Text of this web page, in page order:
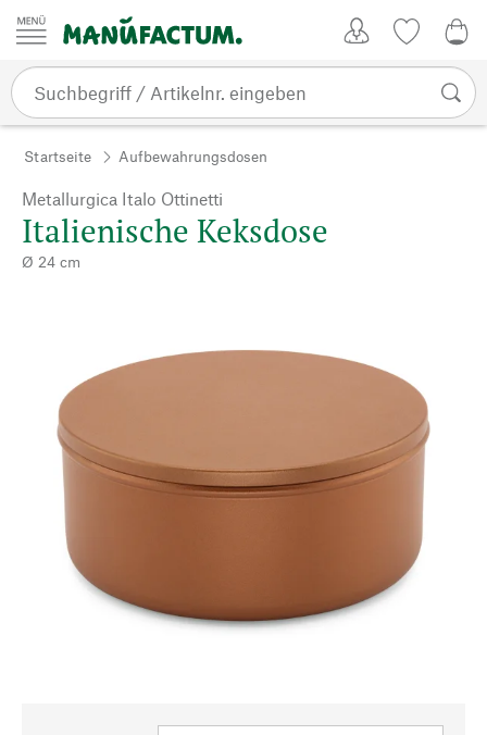
Zum Inhalt springen
Startseite Aufbewahrungsdosen
Metallurgica Italo Ottinetti
Italienische Keksdose
Ø 24 cm